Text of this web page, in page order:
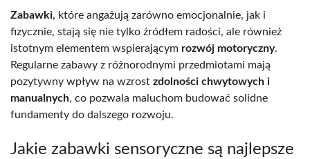
Zabawki, które angażują zarówno emocjonalnie, jak i
fizycznie, stają się nie tylko źródłem radości, ale również
istotnym elementem wspierającym rozwój motoryczny.
Regularne zabawy z różnorodnymi przedmiotami mają
pozytywny wpływ na wzrost zdolności chwytowych i
manualnych, co pozwala maluchom budować solidne
fundamenty do dalszego rozwoju.
Jakie zabawki sensoryczne są najlepsze